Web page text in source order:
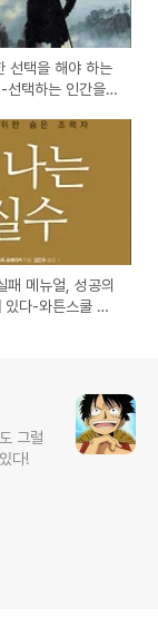
선택을 해야 하는
선택하는 인간을
패 메뉴얼, 성공의
있다-와튼스쿨 비
그럴
다!